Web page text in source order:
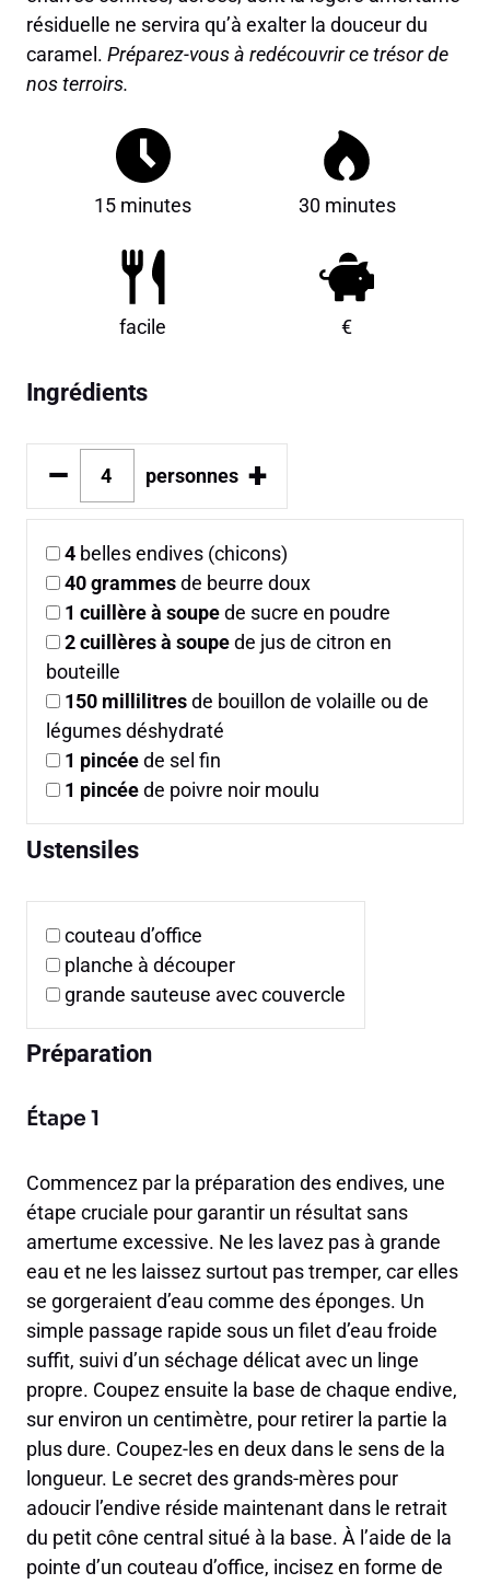
résiduelle ne servira qu’à exalter la douceur du
caramel. Préparez-vous à redécouvrir ce trésor de
nos terroirs.
15 minutes 30 minutes
facile €
Ingrédients
– personnes +
4 belles endives (chicons)
40grammesde beurre doux
1 cuillère à soupede sucre en poudre
2cuillères à soupede jus de citron en
bouteille
150 millilitresde bouillon de volaille ou de
légumes déshydraté
1 pincéede sel fin
1 pincéede poivre noir moulu
Ustensiles
couteau d’office
planche à découper
grande sauteuse avec couvercle
Préparation
Étape 1
Commencez par la préparation des endives, une
étape cruciale pour garantir un résultat sans
amertume excessive. Ne les lavez pas à grande
eau et ne les laissez surtout pas tremper, car elles
se gorgeraient d’eau comme des éponges. Un
simple passage rapide sous un filet d’eau froide
suffit, suivi d’un séchage délicat avec un linge
propre. Coupez ensuite la base de chaque endive,
sur environ un centimètre, pour retirer la partie la
plus dure. Coupez-les en deux dans le sens de la
longueur. Le secret des grands-mères pour
adoucir l’endive réside maintenant dans le retrait
du petit cône central situé à la base. À l’aide de la
pointe d’un couteau d’office, incisez en forme de